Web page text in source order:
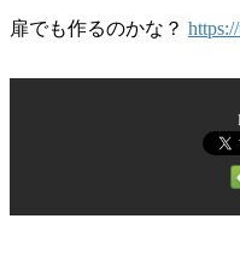
扉でも作るのかな？